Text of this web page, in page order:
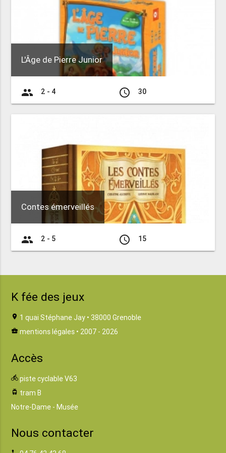
L'Âge de Pierre Junior
group 2 - 4 access_time 30
Contes émerveillés
group 2 - 5 access_time 15
K fée des jeux
location_on 1 quai Stéphane Jay • 38000 Grenoble
business_center mentions légales • 2007 - 2026
Accès
directions_bike piste cyclable V63
tram tram B
Notre-Dame - Musée
Nous contacter